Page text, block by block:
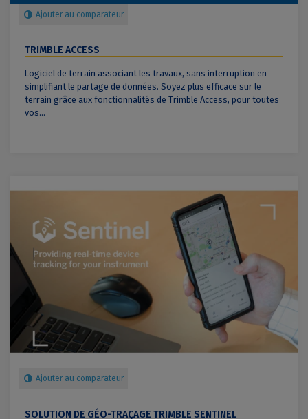
Ajouter au comparateur
TRIMBLE ACCESS
Logiciel de terrain associant les travaux, sans interruption en
simplifiant le partage de données. Soyez plus efficace sur le
terrain grâce aux fonctionnalités de Trimble Access, pour toutes
vos...
Ajouter au comparateur
SOLUTION DE GÉO-TRAÇAGE TRIMBLE SENTINEL